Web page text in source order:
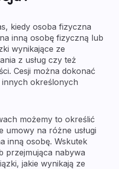
kiedy osoba fizyczna
inną osobę fizyczną lub
wynikające ze
z usług czy też
Cesji można dokonać
określonych
możemy to określić
umowy na różne usługi
inną osobę. Wskutek
przejmująca nabywa
jakie wynikają ze